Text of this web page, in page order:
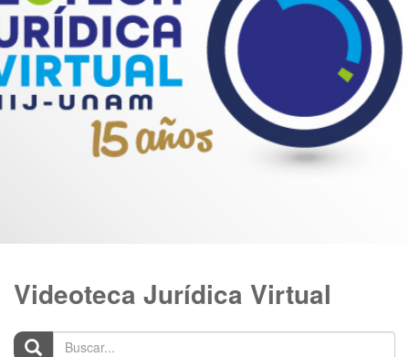
Videoteca Jurídica Virtual
Buscar...